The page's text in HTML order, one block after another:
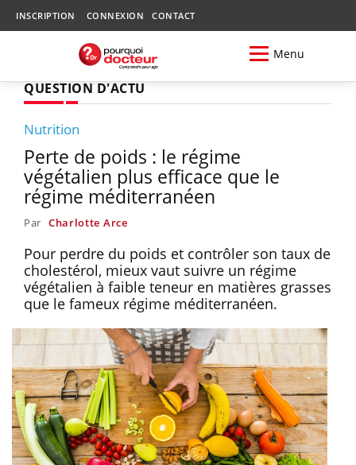
INSCRIPTION CONNEXION CONTACT
Menu
QUESTION D'ACTU
Nutrition
Perte de poids : le régime
végétalien plus efficace que le
régime méditerranéen
Par Charlotte Arce
Pour perdre du poids et contrôler son taux de
cholestérol, mieux vaut suivre un régime
végétalien à faible teneur en matières grasses
que le fameux régime méditerranéen.